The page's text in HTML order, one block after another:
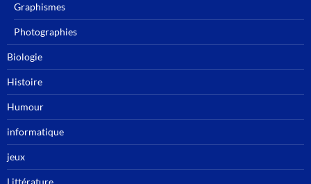
Graphismes
Photographies
Biologie
Histoire
Humour
informatique
jeux
Littérature